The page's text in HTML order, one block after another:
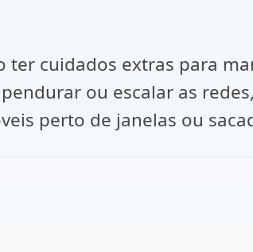
cuidados extras para
ou escalar as
perto de janelas ou